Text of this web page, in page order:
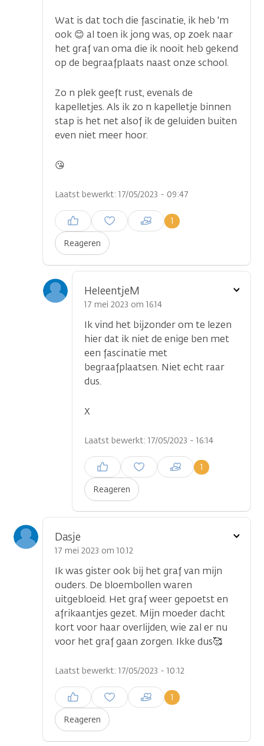
Wat is dat toch die fascinatie, ik heb 'm
ook 😊 al toen ik jong was, op zoek naar
het graf van oma die ik nooit heb gekend
op de begraafplaats naast onze school.
Zo n plek geeft rust, evenals de
kapelletjes. Als ik zo n kapelletje binnen
stap is het net alsof ik de geluiden buiten
even niet meer hoor.
😘
Laatst bewerkt: 17/05/2023 - 09:47
Reageren
1
Inloggen om een reactie te
plaatsen
HeleentjeM
17 mei 2023 om 16.14
Ik vind het bijzonder om te lezen
hier dat ik niet de enige ben met
een fascinatie met
begraafplaatsen. Niet echt raar
dus.
X
Laatst bewerkt: 17/05/2023 - 16:14
Reageren
1
Inloggen om een reactie te
plaatsen
Toon
Dasje
17 mei 2023 om 10.12
Ik was gister ook bij het graf van mijn
ouders. De bloembollen waren
uitgebloeid. Het graf weer gepoetst en
afrikaantjes gezet. Mijn moeder dacht
kort voor haar overlijden, wie zal er nu
voor het graf gaan zorgen. Ikke dus🥰
Laatst bewerkt: 17/05/2023 - 10:12
Reageren
1
Inloggen om een reactie te
plaatsen
Toon